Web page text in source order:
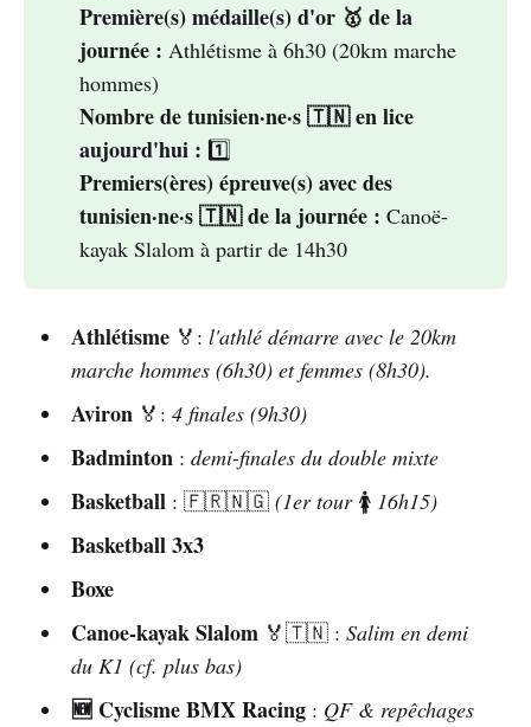
Notez qu'Eurosport détient les droits pour la quasi
totalité des territoires européens mais comme en
France, certaines chaines locales (souvent
publiques) ont acquis les droits en sous licence et
diffuseront aussi une bonne partie des jeux :
RTS 2
ARD (Das Erste) & ZDF
LA 1, LA 2
BBC One
Two
ORF 1
ORF SPORT+
cliquant ici
Web & Réseaux Sociaux
Tous les horaires sont indiqués en heure
tunisienne (GMT+1)
Première(s) médaille(s) d'or 🥇 de la
journée : Athlétisme à 6h30 (20km marche
hommes)
Nombre de tunisien·ne·s 🇹🇳 en lice
aujourd'hui : 1️⃣
Premiers(ères) épreuve(s) avec des
tunisien·ne·s 🇹🇳 de la journée : Canoë-
kayak Slalom à partir de 14h30
Athlétisme🏅: l'athlé démarre avec le 20km
marche hommes (6h30) et femmes (8h30).
Aviron 🏅: 4 finales (9h30)
Badminton: demi-finales du double mixte
Basketball: 🇫🇷🇳🇬 (1er tour 🚺 16h15)
Basketball 3x3
Boxe
Canoe-kayak Slalom🏅🇹🇳 : Salim en demi
du K1 (cf. plus bas)
🆕 Cyclisme BMX Racing: QF & repêchages